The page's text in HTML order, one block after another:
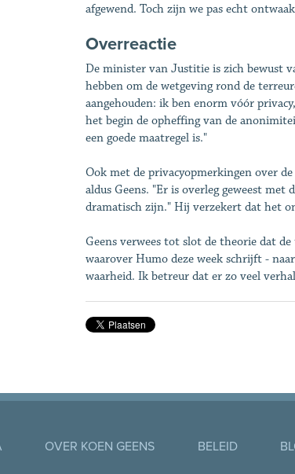
afgewend. Toch zijn we pas echt
Overreactie
De minister van Justitie is zich bewust
hebben om de wetgeving rond de
aangehouden: ik ben enorm vóór
het begin de opheffing van de
een goede maatregel is."
Ook met de privacyopmerkingen over
aldus Geens. "Er is overleg geweest
dramatisch zijn." Hij verzekert dat het
Geens verwees tot slot de theorie dat
waarover Humo deze week schrijft -
waarheid. Ik betreur dat er zo veel
OVER KOEN GEENS BELEID